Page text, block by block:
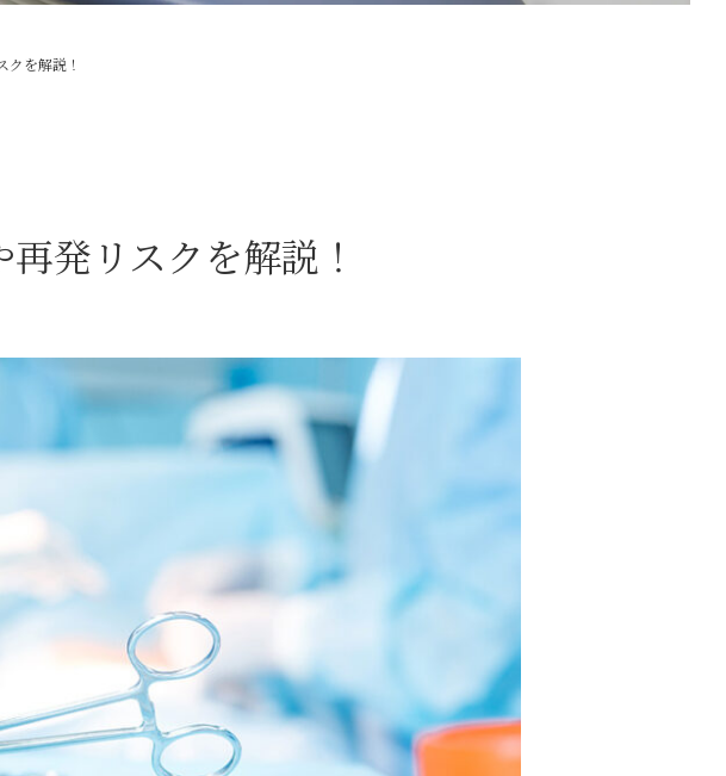
を解説！
発リスクを解説！